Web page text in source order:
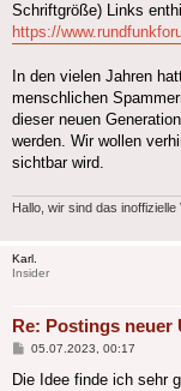
Schriftgröße) Links
https://
In den vielen Jahren
menschlichen
dieser neuen
werden. Wir wollen
sichtbar wird.
Hallo, wir sind das
Karl.
Insider
Re: Postings neuer
Beitrag
05.07.2023, 00:17
Die Idee finde ich sehr